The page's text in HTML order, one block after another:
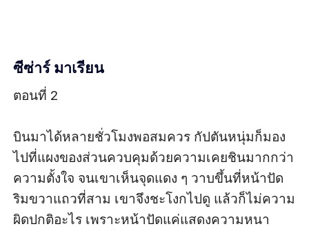
ซีซ่าร์ มาเรียน
ตอนที่ 2
บินมาได้หลายชั่วโมงพอสมควร กัปตันหนุ่มก็มอง
ไปที่แผงของส่วนควบคุมด้วยความเคยชินมากกว่า
ความตั้งใจ จนเขาเห็นจุดแดง ๆ วาบขึ้นที่หน้าปัด
ริมขวาแถวที่สาม เขาจึงชะโงกไปดู แล้วก็ไม่ความ
ผิดปกติอะไร เพราะหน้าปัดแค่แสดงความหนา